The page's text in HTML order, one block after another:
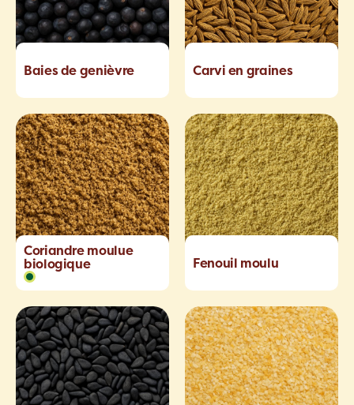
Baies de genièvre Carvi en graines
Coriandre moulue
biologique
Fenouil moulu